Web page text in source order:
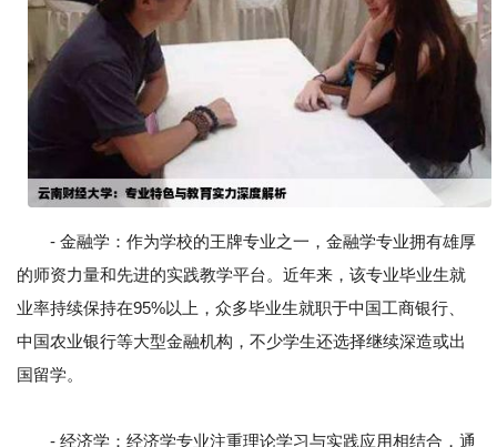
- 金融学：作为学校的王牌专业之一，金融学专业拥有雄厚
的师资力量和先进的实践教学平台。近年来，该专业毕业生就
业率持续保持在95%以上，众多毕业生就职于中国工商银行、
中国农业银行等大型金融机构，不少学生还选择继续深造或出
国留学。
- 经济学：经济学专业注重理论学习与实践应用相结合，通